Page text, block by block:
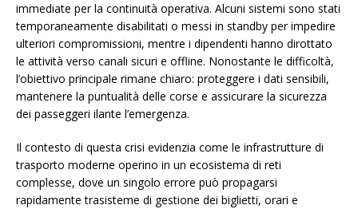
immediate per la continuità operativa. Alcuni sistemi sono stati
temporaneamente disabilitati o messi in standby per impedire
ulteriori compromissioni, mentre i dipendenti hanno dirottato
le attività verso canali sicuri e offline. Nonostante le difficoltà,
l’obiettivo principale rimane chiaro: proteggere i dati sensibili,
mantenere la puntualità delle corse e assicurare la sicurezza
dei passeggeri ilante l’emergenza.
Il contesto di questa crisi evidenzia come le infrastrutture di
trasporto moderne operino in un ecosistema di reti
complesse, dove un singolo errore può propagarsi
rapidamente trasisteme di gestione dei biglietti, orari e